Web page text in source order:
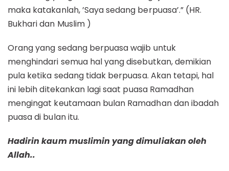
maka katakanlah, ’Saya sedang berpuasa’.” (HR.
Bukhari dan Muslim )
Orang yang sedang berpuasa wajib untuk
menghindari semua hal yang disebutkan, demikian
pula ketika sedang tidak berpuasa. Akan tetapi, hal
ini lebih ditekankan lagi saat puasa Ramadhan
mengingat keutamaan bulan Ramadhan dan ibadah
puasa di bulan itu.
Hadirin kaum muslimin yang dimuliakan oleh
Allah..